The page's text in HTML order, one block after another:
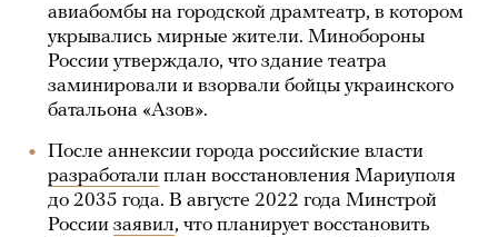
авиабомбы на городской драмтеатр, в котором
укрывались мирные жители. Минобороны
России утверждало, что здание театра
заминировали и взорвали бойцы украинского
батальона «Азов».
После аннексии города российские власти
разработали план восстановления Мариуполя
до 2035 года. В августе 2022 года Минстрой
России заявил, что планирует восстановить